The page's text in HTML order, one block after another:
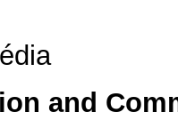
and